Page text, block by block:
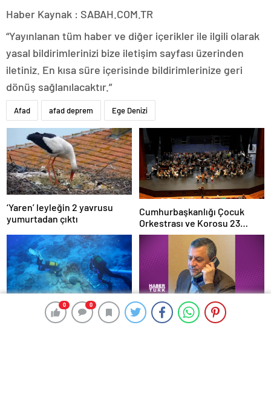
0 0
0 0
Haber Kaynak : SABAH.COM.TR
“Yayınlanan tüm haber ve diğer içerikler ile ilgili olarak
yasal bildirimlerinizi bize iletişim sayfası üzerinden
iletiniz. En kısa süre içerisinde bildirimlerinize geri
dönüş sağlanılacaktır.”
Afad afad deprem Ege Denizi
‘Yaren’ leyleğin 2 yavrusu
yumurtadan çıktı
Cumhurbaşkanlığı Çocuk
Orkestrası ve Korosu 23
Nisan’da ilk kez sahne alacak
Gemi batığında 1100 yıllık
CHP Lideri Özgür Özel’den,
Tarkan’a taziye telefonu